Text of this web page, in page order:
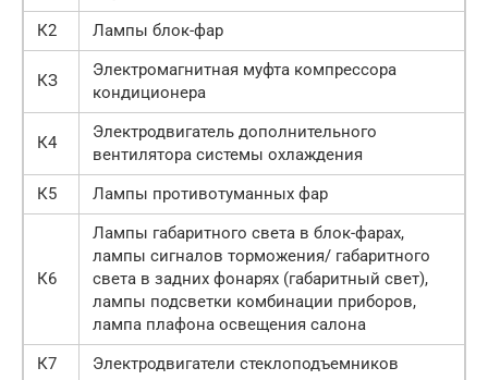
К2
Лампы блок-фар
КЗ
Электромагнитная муфта компрессора
кондиционера
К4
Электродвигатель дополнительного
вентилятора системы охлаждения
К5
Лампы противотуманных фар
К6
Лампы габаритного света в блок-фарах,
лампы сигналов торможения/ габаритного
света в задних фонарях (габаритный свет),
лампы подсветки комбинации приборов,
лампа плафона освещения салона
К7
Электродвигатели стеклоподъемников